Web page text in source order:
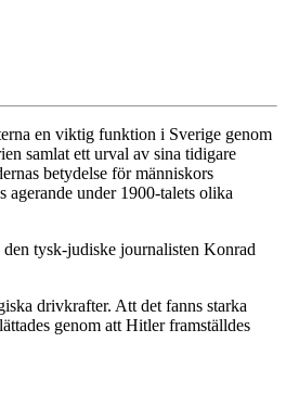
en viktig funktion i Sverige genom
samlat ett urval av sina tidigare
betydelse för människors
agerande under 1900-talets olika
tysk-judiske journalisten Konrad
drivkrafter. Att det fanns starka
genom att Hitler framställdes